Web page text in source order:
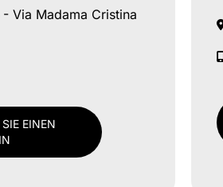
- Via Madama Cristina
EINEN